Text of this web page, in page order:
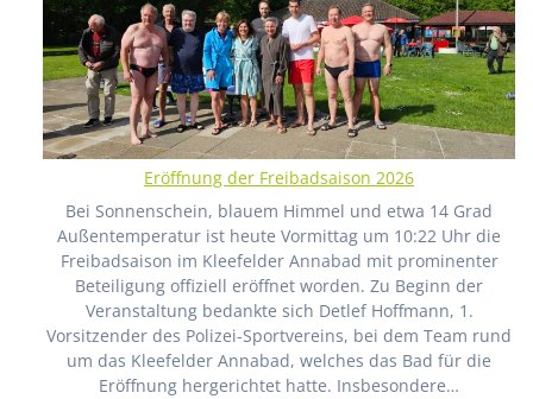
Eröffnung der Freibadsaison 2026
Bei Sonnenschein, blauem Himmel und etwa 14 Grad
Außentemperatur ist heute Vormittag um 10:22 Uhr die
Freibadsaison im Kleefelder Annabad mit prominenter
Beteiligung offiziell eröffnet worden. Zu Beginn der
Veranstaltung bedankte sich Detlef Hoffmann, 1.
Vorsitzender des Polizei-Sportvereins, bei dem Team rund
um das Kleefelder Annabad, welches das Bad für die
Eröffnung hergerichtet hatte. Insbesondere…